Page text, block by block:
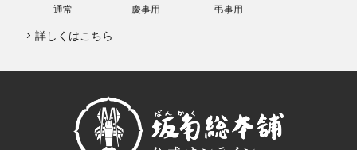
通常 慶事用 弔事用
詳しくはこちら